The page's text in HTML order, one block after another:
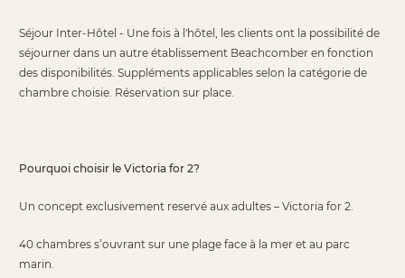
Séjour Inter-Hôtel - Une fois à l'hôtel, les clients ont la possibilité de
séjourner dans un autre établissement Beachcomber en fonction
des disponibilités. Suppléments applicables selon la catégorie de
chambre choisie. Réservation sur place.
Pourquoi choisir le Victoria for 2?
Un concept exclusivement reservé aux adultes – Victoria for 2.
40 chambres s’ouvrant sur une plage face à la mer et au parc
marin.